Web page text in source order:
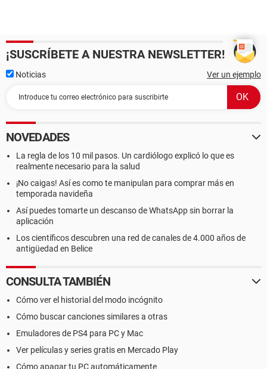
¡SUSCRÍBETE A NUESTRA NEWSLETTER!
Noticias Ver un ejemplo
NOVEDADES
La regla de los 10 mil pasos. Un cardiólogo explicó lo que es
realmente necesario para la salud
¡No caigas! Así es como te manipulan para comprar más en
temporada navideña
Así puedes tomarte un descanso de WhatsApp sin borrar la
aplicación
Los científicos descubren una red de canales de 4.000 años de
antigüedad en Belice
CONSULTA TAMBIÉN
Cómo ver el historial del modo incógnito
Cómo buscar canciones similares a otras
Emuladores de PS4 para PC y Mac
Ver películas y series gratis en Mercado Play
Cómo apagar tu PC automáticamente